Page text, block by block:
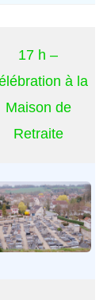
17 h –
à la
Maison de
Retraite